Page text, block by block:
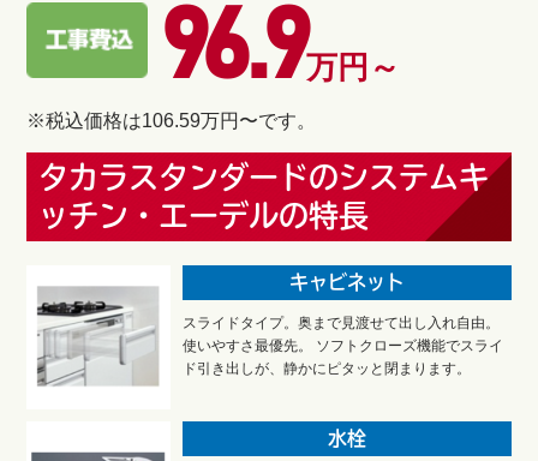
96.9万円～
※税込価格は106.59万円〜です。
タカラスタンダードのシステムキ
ッチン・エーデルの特長
キャビネット
スライドタイプ。奥まで見渡せて出し入れ自由。
使いやすさ最優先。 ソフトクローズ機能でスライ
ド引き出しが、静かにピタッと閉まります。
水栓